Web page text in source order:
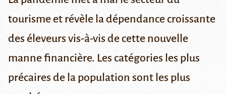
tourisme et révèle la dépendance croissante
des éleveurs vis-à-vis de cette nouvelle
manne financière. Les catégories les plus
précaires de la population sont les plus